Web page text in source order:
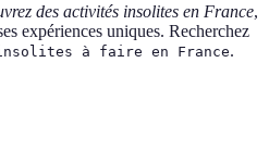
des activités insolites en France,
expériences uniques. Recherchez
à faire en France.